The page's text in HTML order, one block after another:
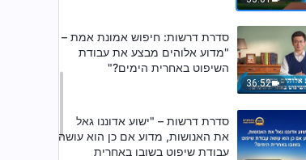
36:52
סדרת דרשות: חיפוש אמונת אמת –
"מדוע אלוהים מבצע את עבודת
השיפוט באחרית הימים?"
סדרת דרשות – "ישוע אדוננו גאל
את האנושות, מדוע אם כן הוא עושה
עבודת שיפוט בשובו באחרית